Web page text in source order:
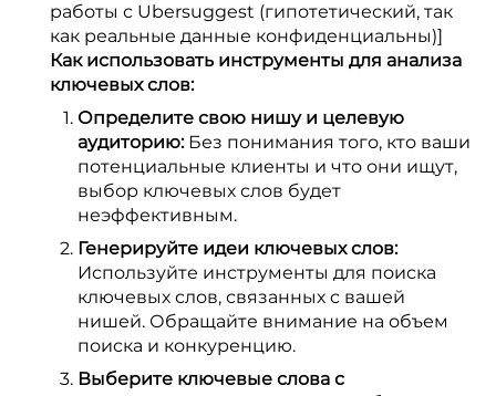
работы с Ubersuggest (гипотетический, так
как реальные данные конфиденциальны)]
Как использовать инструменты для анализа
ключевых слов:
Определите свою нишу и целевую
аудиторию:Без понимания того, кто ваши
потенциальные клиенты и что они ищут,
выбор ключевых слов будет
неэффективным.
Генерируйте идеи ключевых слов:
Используйте инструменты для поиска
ключевых слов, связанных с вашей
нишей. Обращайте внимание на объем
поиска и конкуренцию.
Выберите ключевые слова с